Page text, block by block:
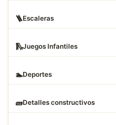
🪜Escaleras
🛝Juegos Infantiles
🏊Deportes
🧱Detalles constructivos